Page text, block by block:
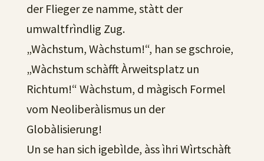
der Flieger ze namme, stàtt der
umwaltfrìndlig Zug.
„Wàchstum, Wàchstum!“, han se gschroie,
„Wàchstum schàfft Àrweitsplatz un
Richtum!“ Wàchstum, d màgisch Formel
vom Neoliberàlismus un der
Globàlisierung!
Un se han sich igebìlde, àss ìhri Wìrtschàft